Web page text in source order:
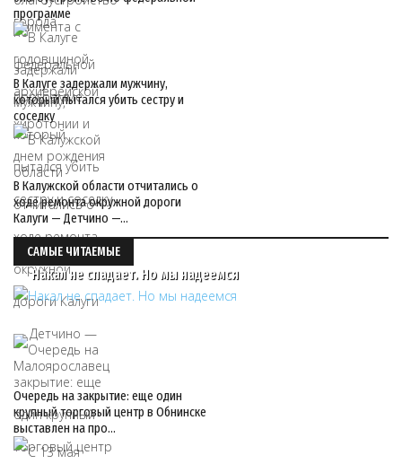
программе
В Калуге задержали мужчину,
который пытался убить сестру и
соседку
В Калужской области отчитались о
ходе ремонта окружной дороги
Калуги — Детчино —…
САМЫЕ ЧИТАЕМЫЕ
Накал не спадает. Но мы надеемся
Очередь на закрытие: еще один
крупный торговый центр в Обнинске
выставлен на про…